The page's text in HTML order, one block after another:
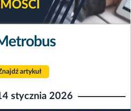
artykuł
stycznia 2026